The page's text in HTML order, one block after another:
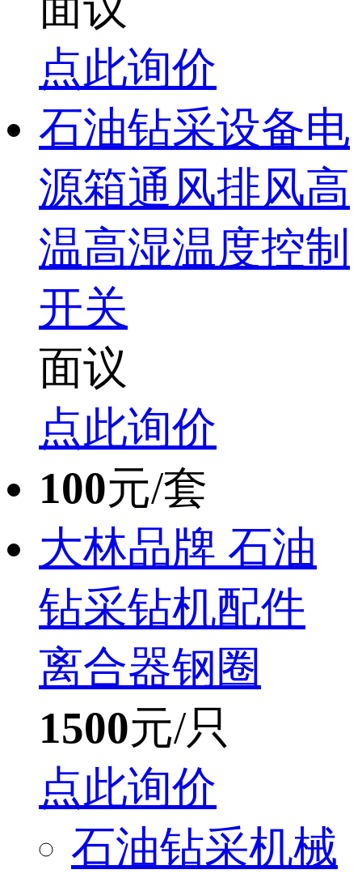
点此询价
石油钻采设备电
源箱通风排风高
温高湿温度控制
开关
面议
点此询价
100元/套
大林品牌 石油
钻采钻机配件
离合器钢圈
1500元/只
点此询价
石油钻采机械